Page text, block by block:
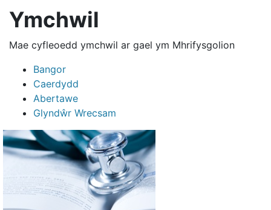
Ymchwil
Mae cyfleoedd ymchwil ar gael ym Mhrifysgolion
Bangor
Caerdydd
Abertawe
Glyndŵr Wrecsam